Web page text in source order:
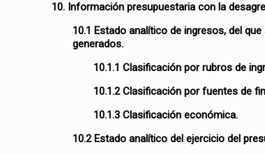
10. Información presupuestaria con la
10.1 Estado analítico de ingresos, del
generados.
10.1.1 Clasificación por rubros de
10.1.2 Clasificación por fuentes de
10.1.3 Clasificación económica.
10.2 Estado analítico del ejercicio del